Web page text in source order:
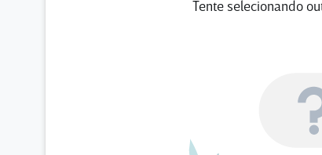
Tente selecionando